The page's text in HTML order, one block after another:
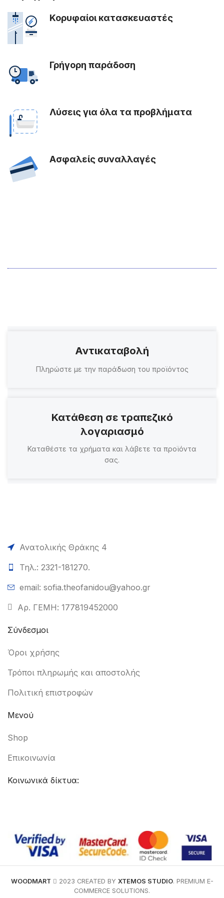
Κορυφαίοι κατασκευαστές
Γρήγορη παράδοση
Λύσεις για όλα τα προβλήματα
Ασφαλείς συναλλαγές
Αντικαταβολή
Πληρώστε με την παράδωση του προϊόντος
Κατάθεση σε τραπεζικό
λογαριασμό
Καταθέστε τα χρήματα και λάβετε τα προϊόντα
σας.
Ανατολικής Θράκης 4
Τηλ.: 2321-181270.
email: sofia.theofanidou@yahoo.gr
Αρ. ΓΕΜΗ: 177819452000
Σύνδεσμοι
Όροι χρήσης
Τρόποι πληρωμής και αποστολής
Πολιτική επιστροφών
Μενού
Shop
Επικοινωνία
Κοινωνικά δίκτυα:
WOODMART 2023 CREATED BY XTEMOS STUDIO. PREMIUM E-
COMMERCE SOLUTIONS.